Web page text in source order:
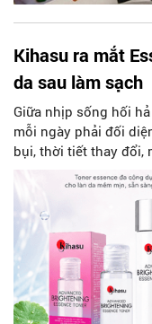
mỗi ngày phải đối
bụi, thời tiết thay đổi,